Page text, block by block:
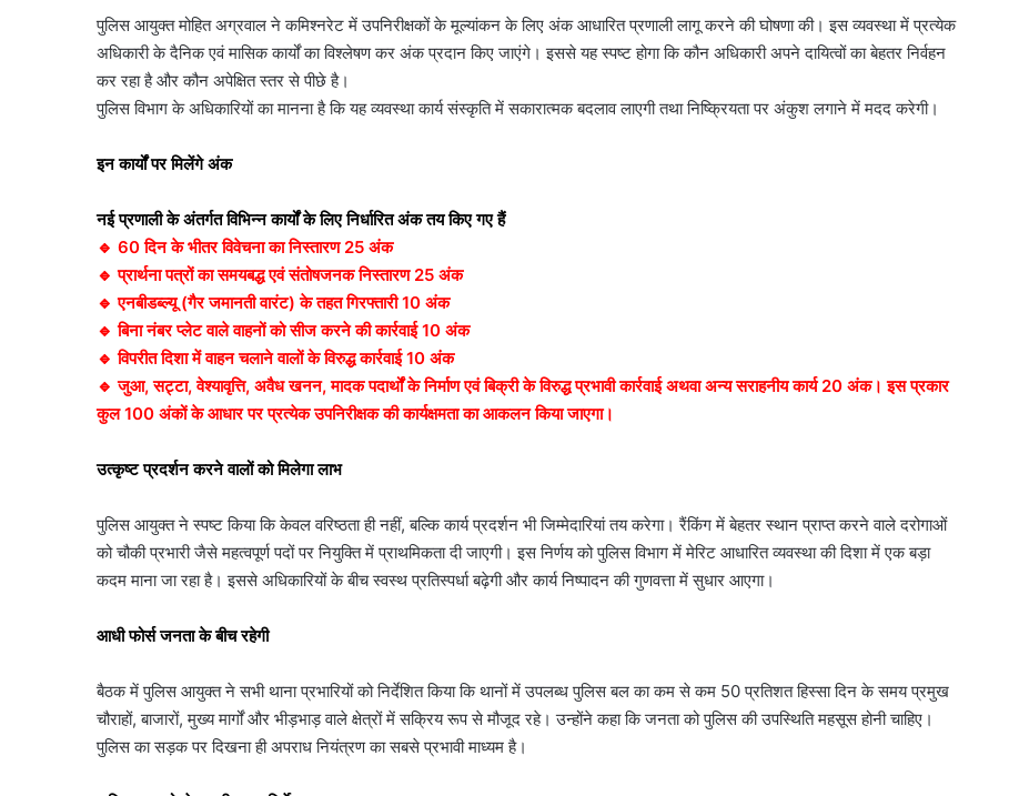
पुलिस आयुक्त मोहित अग्रवाल ने कमिश्नरेट में उपनिरीक्षकों के मूल्यांकन के लिए अंक आधारित प्रणाली लागू करने की घोषणा की। इस व्यवस्था में प्रत्येक
अधिकारी के दैनिक एवं मासिक कार्यों का विश्लेषण कर अंक प्रदान किए जाएंगे। इससे यह स्पष्ट होगा कि कौन अधिकारी अपने दायित्वों का बेहतर निर्वहन
कर रहा है और कौन अपेक्षित स्तर से पीछे है।
पुलिस विभाग के अधिकारियों का मानना है कि यह व्यवस्था कार्य संस्कृति में सकारात्मक बदलाव लाएगी तथा निष्क्रियता पर अंकुश लगाने में मदद करेगी।
इन कार्यों पर मिलेंगे अंक
नई प्रणाली के अंतर्गत विभिन्न कार्यों के लिए निर्धारित अंक तय किए गए हैं
🔹 60 दिन के भीतर विवेचना का निस्तारण 25 अंक
🔹 प्रार्थना पत्रों का समयबद्ध एवं संतोषजनक निस्तारण 25 अंक
🔹 एनबीडब्ल्यू (गैर जमानती वारंट) के तहत गिरफ्तारी 10 अंक
🔹 बिना नंबर प्लेट वाले वाहनों को सीज करने की कार्रवाई 10 अंक
🔹 विपरीत दिशा में वाहन चलाने वालों के विरुद्ध कार्रवाई 10 अंक
🔹 जुआ, सट्टा, वेश्यावृत्ति, अवैध खनन, मादक पदार्थों के निर्माण एवं बिक्री के विरुद्ध प्रभावी कार्रवाई अथवा अन्य सराहनीय कार्य 20 अंक। इस प्रकार
कुल 100 अंकों के आधार पर प्रत्येक उपनिरीक्षक की कार्यक्षमता का आकलन किया जाएगा।
उत्कृष्ट प्रदर्शन करने वालों को मिलेगा लाभ
पुलिस आयुक्त ने स्पष्ट किया कि केवल वरिष्ठता ही नहीं, बल्कि कार्य प्रदर्शन भी जिम्मेदारियां तय करेगा। रैंकिंग में बेहतर स्थान प्राप्त करने वाले दरोगाओं
को चौकी प्रभारी जैसे महत्वपूर्ण पदों पर नियुक्ति में प्राथमिकता दी जाएगी। इस निर्णय को पुलिस विभाग में मेरिट आधारित व्यवस्था की दिशा में एक बड़ा
कदम माना जा रहा है। इससे अधिकारियों के बीच स्वस्थ प्रतिस्पर्धा बढ़ेगी और कार्य निष्पादन की गुणवत्ता में सुधार आएगा।
आधी फोर्स जनता के बीच रहेगी
बैठक में पुलिस आयुक्त ने सभी थाना प्रभारियों को निर्देशित किया कि थानों में उपलब्ध पुलिस बल का कम से कम 50 प्रतिशत हिस्सा दिन के समय प्रमुख
चौराहों, बाजारों, मुख्य मार्गों और भीड़भाड़ वाले क्षेत्रों में सक्रिय रूप से मौजूद रहे। उन्होंने कहा कि जनता को पुलिस की उपस्थिति महसूस होनी चाहिए।
पुलिस का सड़क पर दिखना ही अपराध नियंत्रण का सबसे प्रभावी माध्यम है।